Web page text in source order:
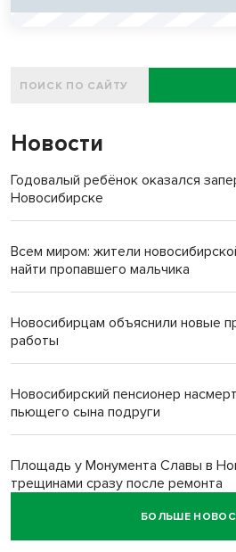
Новости
Годовалый ребёнок оказался
Новосибирске
Всем миром: жители
найти пропавшего мальчика
Новосибирцам объяснили новые
работы
Новосибирский пенсионер
пьющего сына подруги
Площадь у Монумента Славы в
трещинами сразу после ремонта
Африканский врач поразил
БОЛЬШЕ